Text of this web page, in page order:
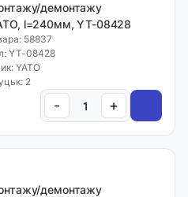
демонтажу
l=240мм, YT-08428
58837
YT-08428
YATO
2
- +
демонтажу